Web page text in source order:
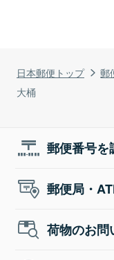
日本郵便トップ 郵
大桶
郵便番号を
郵便局・
荷物のお問